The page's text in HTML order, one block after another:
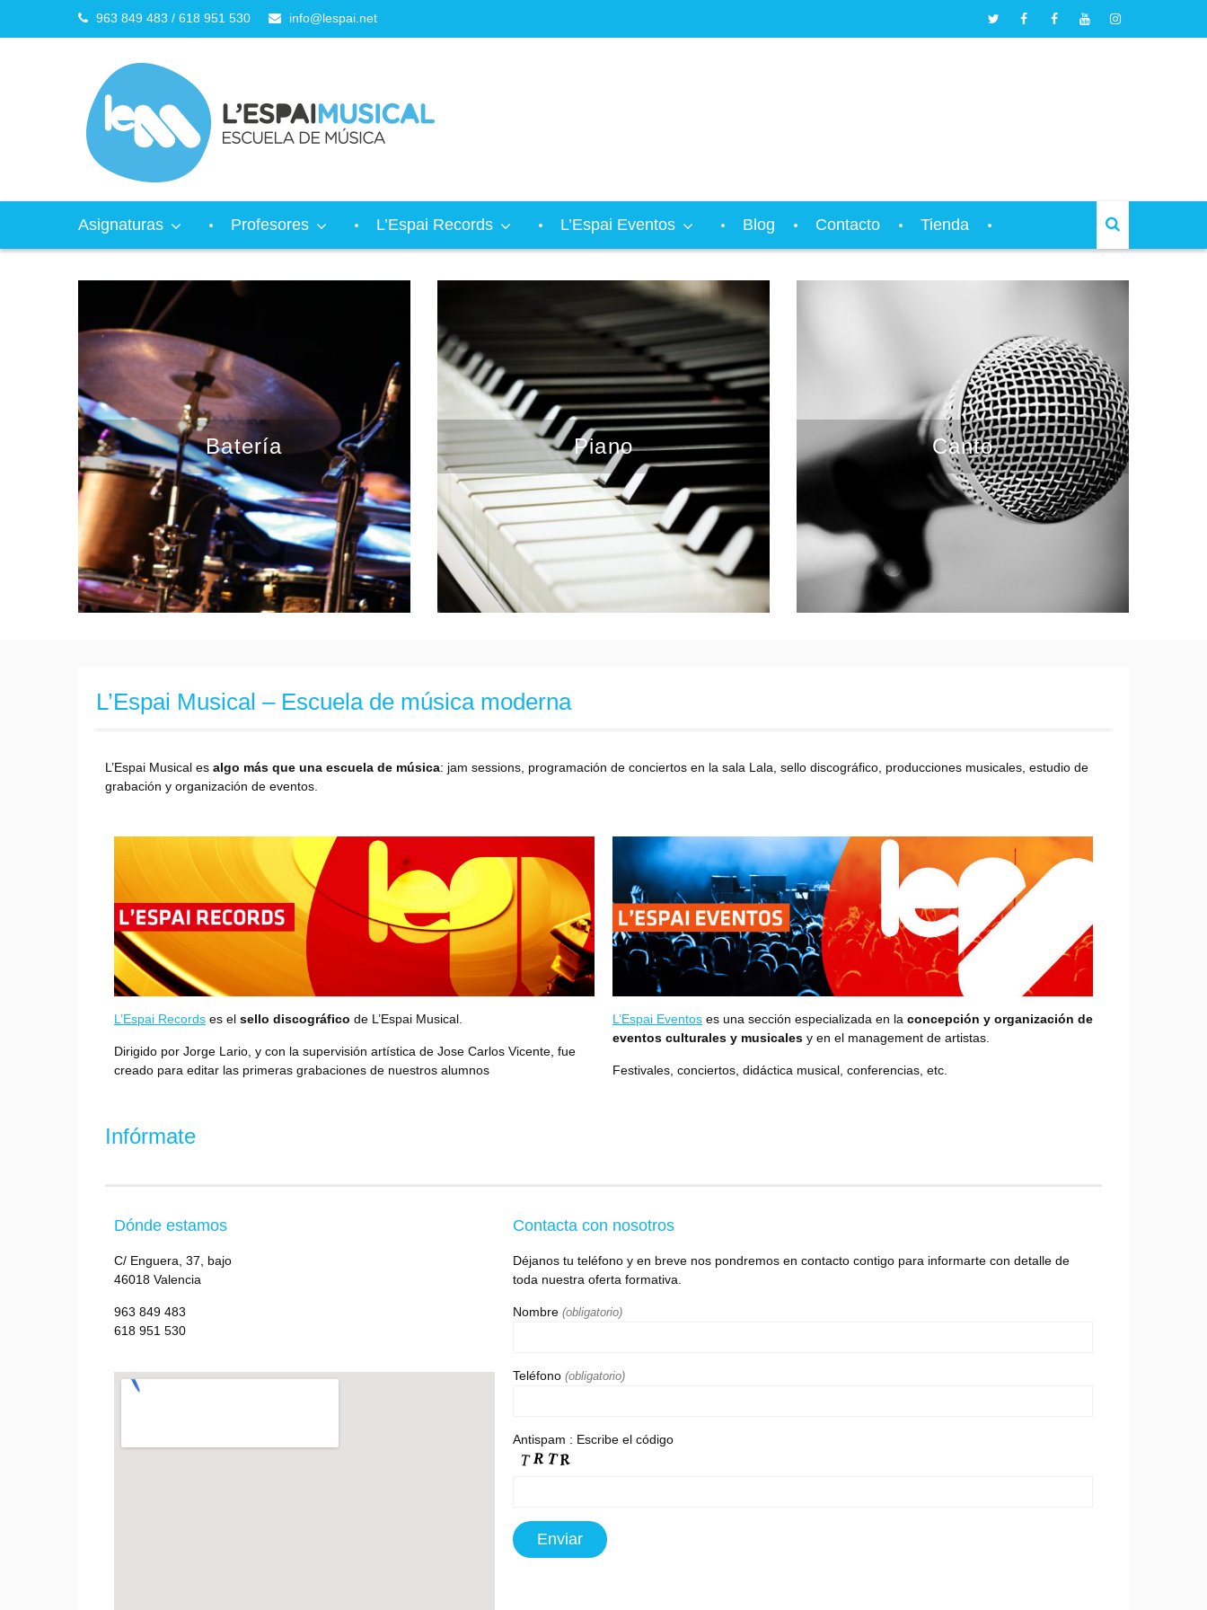
963 849 483 / 618 951 530 info@lespai.net
Asignaturas Profesores L’Espai Records L’Espai Eventos Blog Contacto Tienda
Batería Piano Canto
L’Espai Musical – Escuela de música moderna
L’Espai Musical es algo más que una escuela de música: jam sessions, programación de conciertos en la sala Lala, sello discográfico, producciones musicales, estudio de
grabación y organización de eventos.
L’Espai Records es el sello discográfico de L’Espai Musical.
Dirigido por Jorge Lario, y con la supervisión artística de Jose Carlos Vicente, fue
creado para editar las primeras grabaciones de nuestros alumnos
L’Espai Eventos es una sección especializada en la concepción y organización de
eventos culturales y musicales y en el management de artistas.
Festivales, conciertos, didáctica musical, conferencias, etc.
Infórmate
Dónde estamos
C/ Enguera, 37, bajo
46018 Valencia
963 849 483
618 951 530
Contacta con nosotros
Déjanos tu teléfono y en breve nos pondremos en contacto contigo para informarte con detalle de
toda nuestra oferta formativa.
Nombre (obligatorio)
Teléfono (obligatorio)
Antispam : Escribe el código